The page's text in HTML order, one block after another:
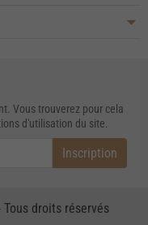
Vous trouverez pour cela
d'utilisation du site.
droits réservés